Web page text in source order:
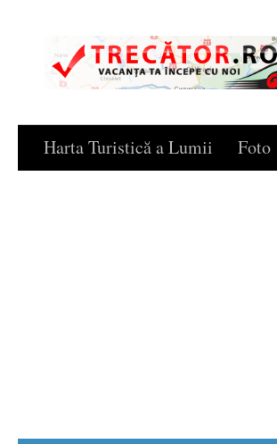
Skip to content
Harta Turistică a Lumii Foto